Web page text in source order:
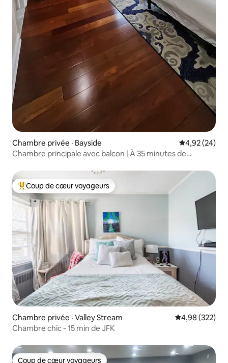
Chambre privée · Bayside Note
4,92 (24)
Chambre principale avec balcon | À 35 minutes de
Coup de cœur voyageurs parmi les plus aimés
Coup de cœur voyageurs
Chambre privée · Valley Stream Note
4,98 (322)
Chambre chic - 15 min de JFK
Coup de cœur voyageurs